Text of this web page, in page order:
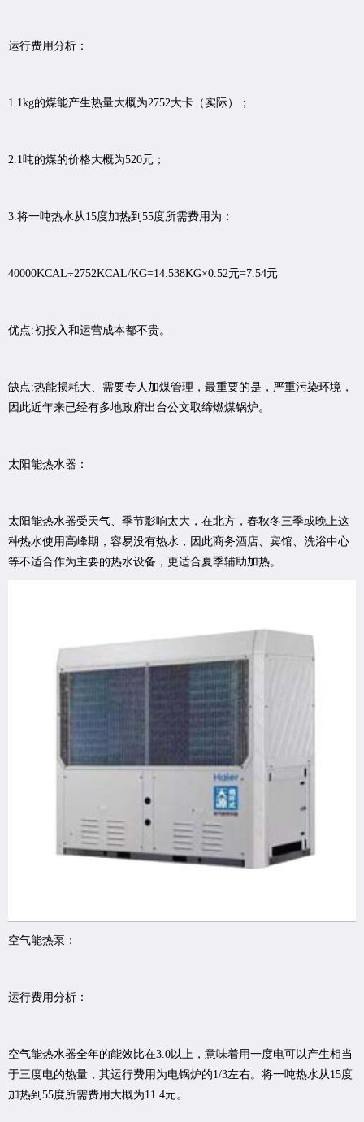
运行费用分析：
1.1kg的煤能产生热量大概为2752大卡（实际）；
2.1吨的煤的价格大概为520元；
3.将一吨热水从15度加热到55度所需费用为：
40000KCAL÷2752KCAL/KG=14.538KG×0.52元=7.54元
优点:初投入和运营成本都不贵。
缺点:热能损耗大、需要专人加煤管理，最重要的是，严重污染环境，
因此近年来已经有多地政府出台公文取缔燃煤锅炉。
太阳能热水器：
太阳能热水器受天气、季节影响太大，在北方，春秋冬三季或晚上这
种热水使用高峰期，容易没有热水，因此商务酒店、宾馆、洗浴中心
等不适合作为主要的热水设备，更适合夏季辅助加热。
空气能热泵：
运行费用分析：
空气能热水器全年的能效比在3.0以上，意味着用一度电可以产生相当
于三度电的热量，其运行费用为电锅炉的1/3左右。将一吨热水从15度
加热到55度所需费用大概为11.4元。